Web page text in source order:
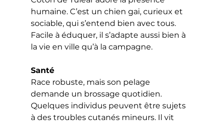
humaine. C’est un chien gai, curieux et
sociable, qui s’entend bien avec tous.
Facile à éduquer, il s’adapte aussi bien à
la vie en ville qu’à la campagne.
Santé
Race robuste, mais son pelage
demande un brossage quotidien.
Quelques individus peuvent être sujets
à des troubles cutanés mineurs. Il vit